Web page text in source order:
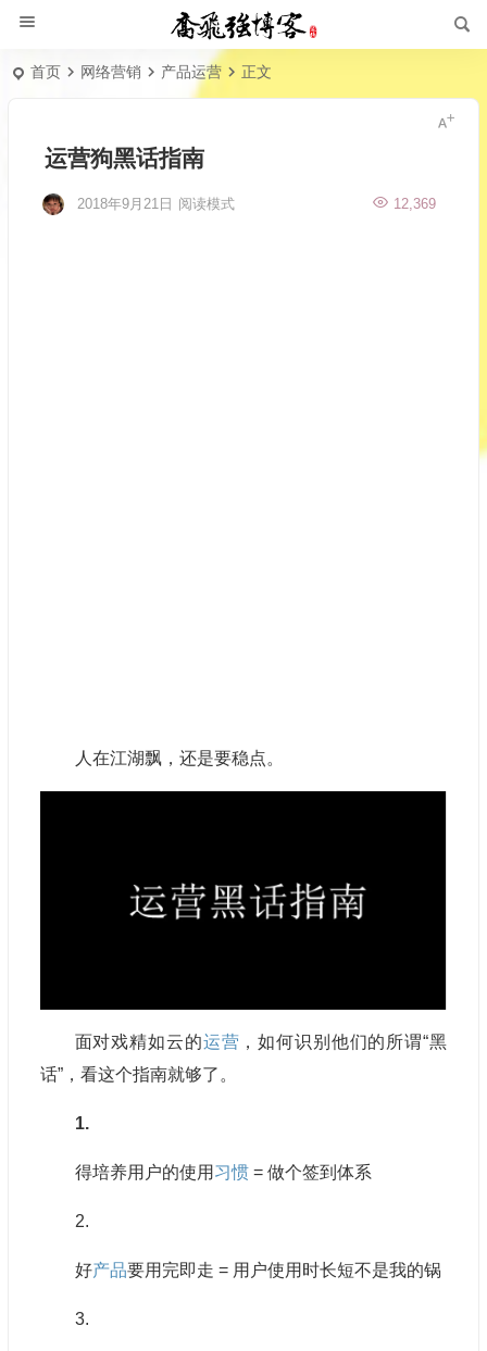
首页 网络营销 产品运营 正文
运营狗黑话指南
2018年9月21日 12,369
阅读模式
人在江湖飘，还是要稳点。
面对戏精如云的运营 ，如何识别他们的所谓“黑
话”，看这个指南就够了。
1.
得培养用户的使用 习惯= 做个签到体系
2.
好产品要用完即走 = 用户使用时长短不是我的锅
3.